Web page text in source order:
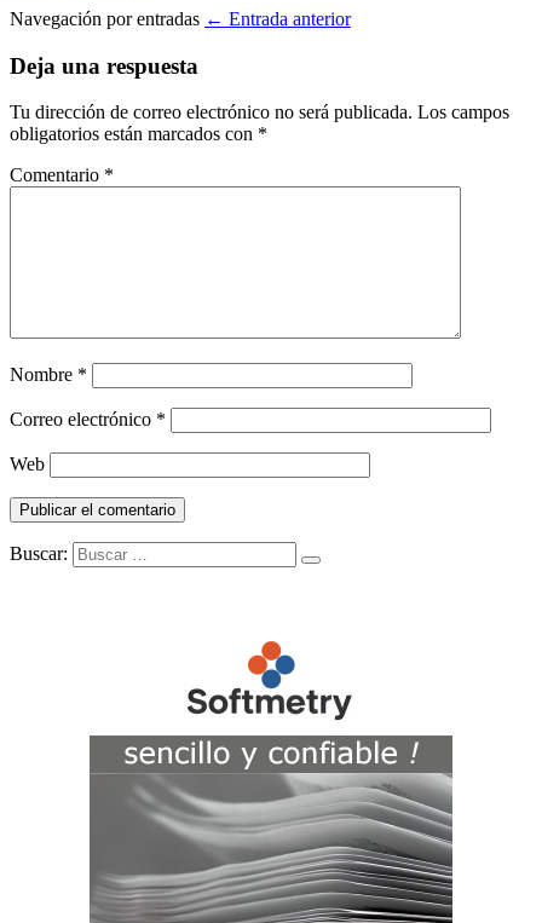
Navegación por entradas ← Entrada anterior
Deja una respuesta
Tu dirección de correo electrónico no será publicada. Los campos
obligatorios están marcados con *
Comentario *
Nombre *
Correo electrónico *
Web
Buscar: